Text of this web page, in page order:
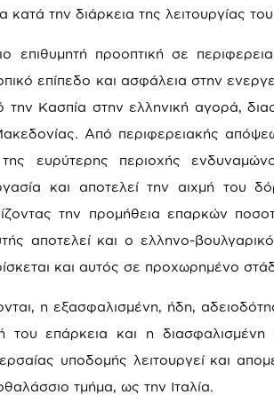
την διάρκεια της λειτουργίας
επιθυμητή προοπτική σε
επίπεδο και ασφάλεια στην
Κασπία στην ελληνική αγορά,
Από περιφερειακής
ευρύτερης περιοχής
και αποτελεί την αιχμή του
την προμήθεια επαρκών
αποτελεί και ο ελληνο-
και αυτός σε προχωρημένο
η εξασφαλισμένη, ήδη,
του επάρκεια και η
υποδομής λειτουργεί και
τμήμα, ως την Ιταλία.